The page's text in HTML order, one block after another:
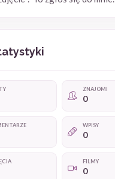
ZNAJOMI
0
WPISY
0
FILMY
0